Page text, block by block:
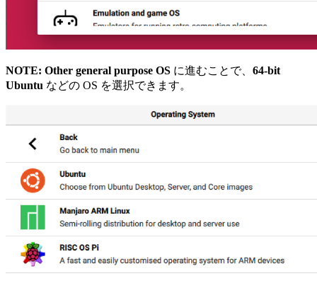
NOTE: Other general purpose OS に進むことで、 64-bit
Ubuntu などの OS を選択できます。